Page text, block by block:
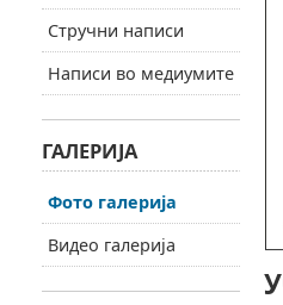
Стручни написи
Написи во медиумите
ГАЛЕРИЈА
Фото галерија
Видео галерија